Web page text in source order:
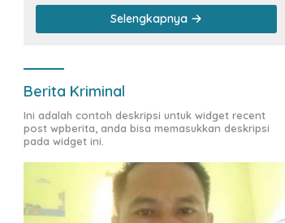
Selengkapnya
Berita Kriminal
Ini adalah contoh deskripsi untuk widget recent
post wpberita, anda bisa memasukkan deskripsi
pada widget ini.